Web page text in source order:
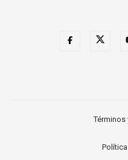
Términos